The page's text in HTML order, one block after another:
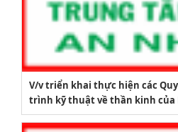
V/v triển khai thực hiện các
trình kỹ thuật về thần kinh của